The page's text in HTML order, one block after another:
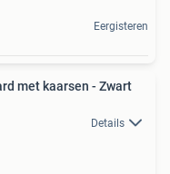
Eergisteren
met kaarsen - Zwart
Details